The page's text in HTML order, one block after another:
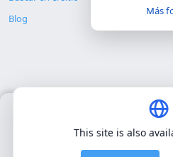
Blog
© Copyright 2026. ALMC
Legal
Usamos únicamente cookies
Más
This site is also